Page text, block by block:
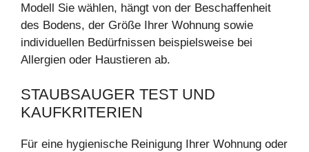
Modell Sie wählen, hängt von der Beschaffenheit
des Bodens, der Größe Ihrer Wohnung sowie
individuellen Bedürfnissen beispielsweise bei
Allergien oder Haustieren ab.
STAUBSAUGER TEST UND
KAUFKRITERIEN
Für eine hygienische Reinigung Ihrer Wohnung oder